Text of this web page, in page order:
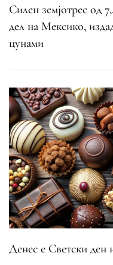
Силен земјотрес од
дел на Мексико,
цунами
Денес е Светски ден